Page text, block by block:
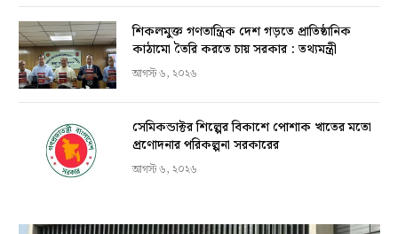
শিকলমুক্ত গণতান্ত্রিক দেশ গড়তে প্রাতিষ্ঠানিক
কাঠামো তৈরি করতে চায় সরকার : তথ্যমন্ত্রী
আগস্ট ৬, ২০২৬
সেমিকন্ডাক্টর শিল্পের বিকাশে পোশাক খাতের মতো
প্রণোদনার পরিকল্পনা সরকারের
আগস্ট ৬, ২০২৬